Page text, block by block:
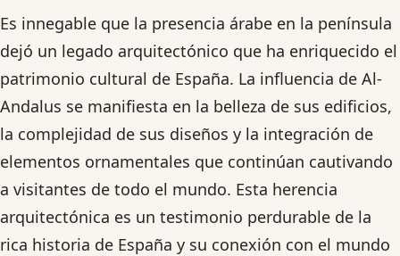
Es innegable que la presencia árabe en la península
dejó un legado arquitectónico que ha enriquecido el
patrimonio cultural de España. La influencia de Al-
Andalus se manifiesta en la belleza de sus edificios,
la complejidad de sus diseños y la integración de
elementos ornamentales que continúan cautivando
a visitantes de todo el mundo. Esta herencia
arquitectónica es un testimonio perdurable de la
rica historia de España y su conexión con el mundo